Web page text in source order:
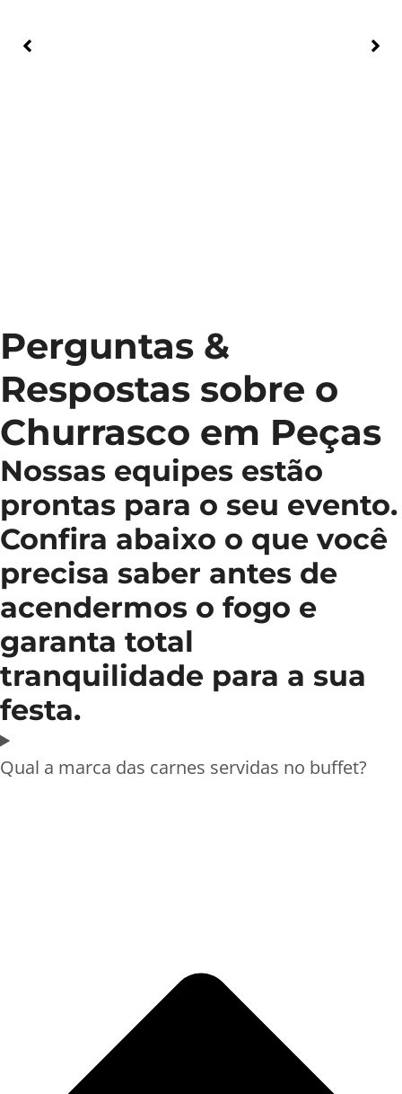
Perguntas &
Respostas sobre o
Churrasco em Peças
Nossas equipes estão
prontas para o seu evento.
Confira abaixo o que você
precisa saber antes de
acendermos o fogo e
garanta total
tranquilidade para a sua
festa.
Qual a marca das carnes servidas no buffet?